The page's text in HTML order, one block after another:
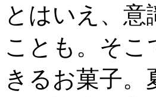
とはいえ、
ことも。そ
きるお菓子